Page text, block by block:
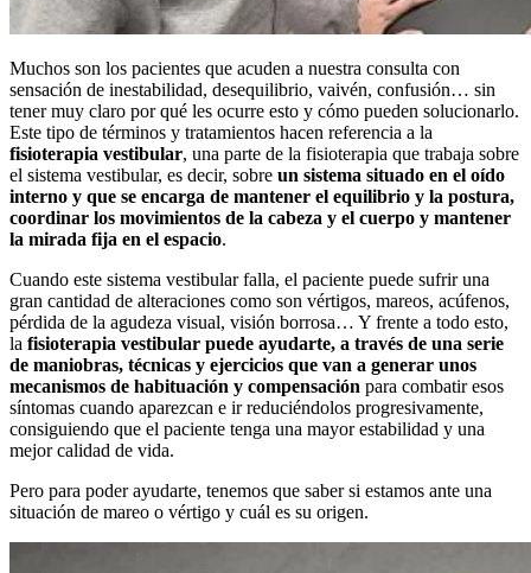
Muchos son los pacientes que acuden a nuestra consulta con
sensación de inestabilidad, desequilibrio, vaivén, confusión… sin
tener muy claro por qué les ocurre esto y cómo pueden solucionarlo.
Este tipo de términos y tratamientos hacen referencia a la
fisioterapia vestibular, una parte de la fisioterapia que trabaja sobre
el sistema vestibular, es decir, sobre un sistema situado en el oído
interno y que se encarga de mantener el equilibrio y la postura,
coordinar los movimientos de la cabeza y el cuerpo y mantener
la mirada fija en el espacio.
Cuando este sistema vestibular falla, el paciente puede sufrir una
gran cantidad de alteraciones como son vértigos, mareos, acúfenos,
pérdida de la agudeza visual, visión borrosa… Y frente a todo esto,
la fisioterapia vestibular puede ayudarte, a través de una serie
de maniobras, técnicas y ejercicios que van a generar unos
mecanismos de habituación y compensación para combatir esos
síntomas cuando aparezcan e ir reduciéndolos progresivamente,
consiguiendo que el paciente tenga una mayor estabilidad y una
mejor calidad de vida.
Pero para poder ayudarte, tenemos que saber si estamos ante una
situación de mareo o vértigo y cuál es su origen.